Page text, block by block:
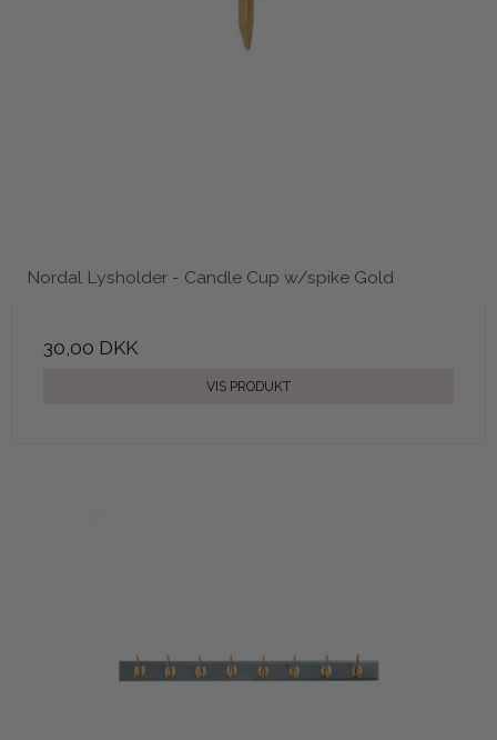
Nordal Lysholder - Candle Cup w/spike Gold
30,00 DKK
VIS PRODUKT